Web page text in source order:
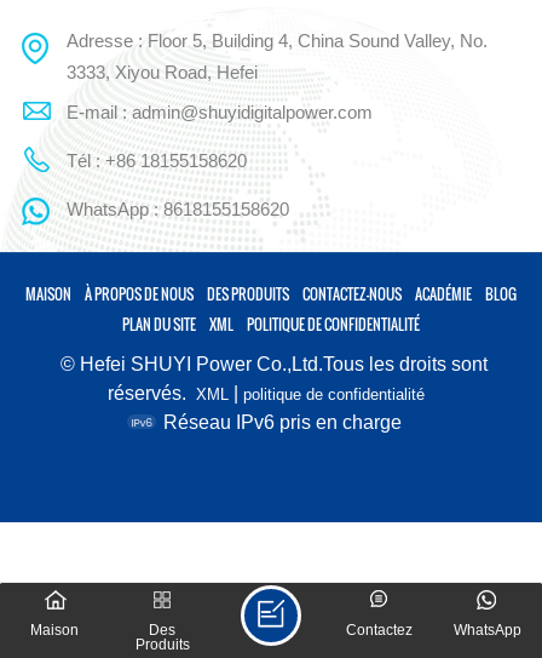
Adresse : Floor 5, Building 4, China Sound Valley, No.
3333, Xiyou Road, Hefei
E-mail : admin@shuyidigitalpower.com
Tél : +86 18155158620
WhatsApp : 8618155158620
MAISON À PROPOS DE NOUS DES PRODUITS CONTACTEZ-NOUS ACADÉMIE
BLOG
PLAN DU SITE
XML
POLITIQUE DE CONFIDENTIALITÉ
© Hefei SHUYI Power Co.,Ltd.Tous les droits sont
réservés. XML politique de confidentialité
Réseau IPv6 pris en charge
Maison
Des
Produits
WhatsApp
Contactez